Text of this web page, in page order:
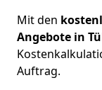
Mit den
Angebote in
Auftrag.